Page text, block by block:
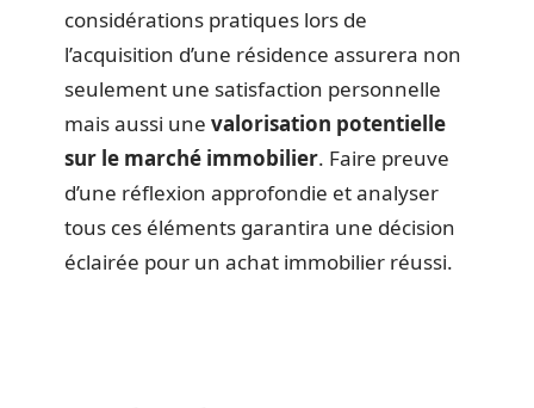
considérations pratiques lors de
l’acquisition d’une résidence assurera non
seulement une satisfaction personnelle
mais aussi une valorisation potentielle
sur le marché immobilier. Faire preuve
d’une réflexion approfondie et analyser
tous ces éléments garantira une décision
éclairée pour un achat immobilier réussi.